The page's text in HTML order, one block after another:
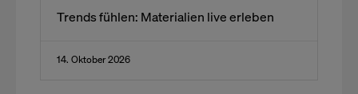
Trends fühlen: Materialien live erleben
14. Oktober 2026